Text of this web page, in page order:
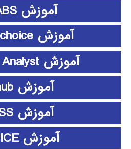
آموزش ETABS
آموزش expert choice
آموزش Frontier Analyst
آموزش github
آموزش HFSS
آموزش HSPICE